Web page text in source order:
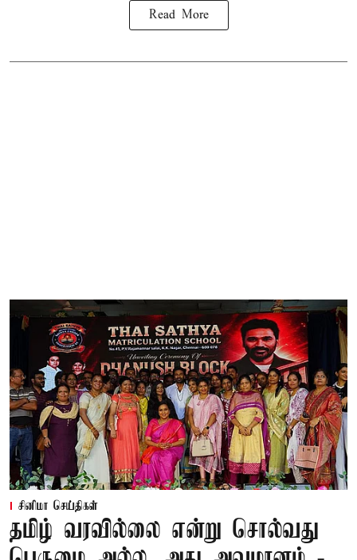
Read More
சினிமா செய்திகள்
தமிழ் வரவில்லை என்று சொல்வது